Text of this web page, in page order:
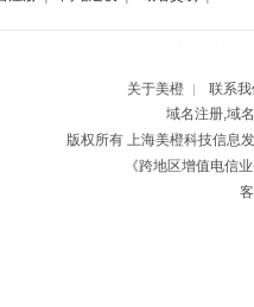
关于美橙 | 联系我
域名注册,域
版权所有 上海美橙科技信息
《跨地区增值电信